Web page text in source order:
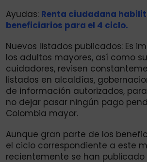
Ayudas: Renta ciudadana
beneficiarios para el 4 ciclo.
Nuevos listados publicados: Es
los adultos mayores, así como
cuidadores, revisen
listados en alcaldías,
de información autorizados,
no dejar pasar ningún pago
Colombia mayor.
Aunque gran parte de los
el ciclo correspondiente a este
recientemente se han publicado